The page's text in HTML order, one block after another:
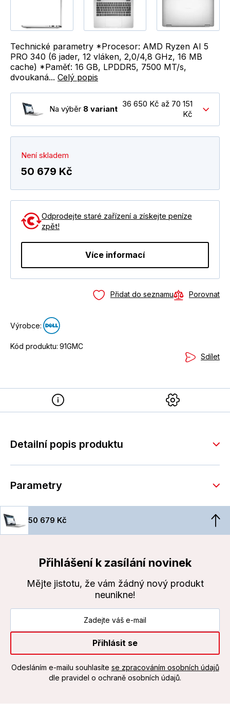
Technické parametry *Procesor: AMD Ryzen AI 5
PRO 340 (6 jader, 12 vláken, 2,0/4,8 GHz, 16 MB
cache) *Paměť: 16 GB, LPDDR5, 7500 MT/s,
dvoukaná... Celý popis
Na výběr 8 variant
36 650 Kč až 70 151
Kč
Není skladem
50 679 Kč
Odprodejte staré zařízení a získejte peníze
zpět!
Více informací
Přidat do seznamu Porovnat
Výrobce:
Kód produktu: 91GMC
Sdílet
Detailní popis produktu
Parametry
50 679 Kč
Přihlášení k zasílání novinek
Mějte jistotu, že vám žádný nový produkt
neunikne!
Přihlásit se
Odesláním e-mailu souhlasíte se zpracováním osobních údajů
dle pravidel o ochraně osobních údajů.